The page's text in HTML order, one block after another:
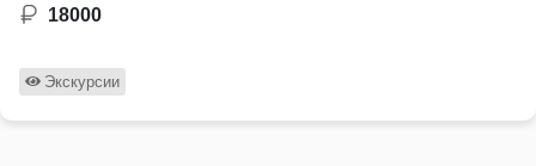
18000
Экскурсии